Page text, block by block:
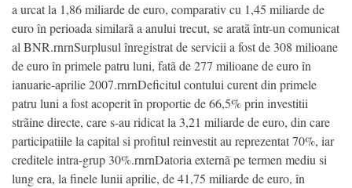
a urcat la 1,86 miliarde de euro, comparativ cu 1,45 miliarde de
euro în perioada similarã a anului trecut, se aratã într-un comunicat
al BNR.rnrnSurplusul înregistrat de servicii a fost de 308 milioane
de euro în primele patru luni, fatã de 277 milioane de euro în
ianuarie-aprilie 2007.rnrnDeficitul contului curent din primele
patru luni a fost acoperit în proportie de 66,5% prin investitii
strãine directe, care s-au ridicat la 3,21 miliarde de euro, din care
participatiile la capital si profitul reinvestit au reprezentat 70%, iar
creditele intra-grup 30%.rnrnDatoria externã pe termen mediu si
lung era, la finele lunii aprilie, de 41,75 miliarde de euro, în